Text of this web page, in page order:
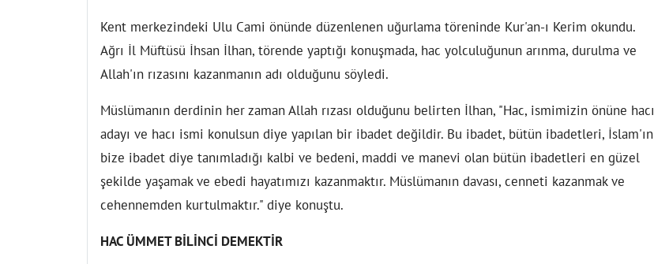
Kent merkezindeki Ulu Cami önünde düzenlenen uğurlama töreninde Kur'an-ı Kerim okundu.
Ağrı İl Müftüsü İhsan İlhan, törende yaptığı konuşmada, hac yolculuğunun arınma, durulma ve
Allah'ın rızasını kazanmanın adı olduğunu söyledi.
Müslümanın derdinin her zaman Allah rızası olduğunu belirten İlhan, "Hac, ismimizin önüne hacı
adayı ve hacı ismi konulsun diye yapılan bir ibadet değildir. Bu ibadet, bütün ibadetleri, İslam'ın
bize ibadet diye tanımladığı kalbi ve bedeni, maddi ve manevi olan bütün ibadetleri en güzel
şekilde yaşamak ve ebedi hayatımızı kazanmaktır. Müslümanın davası, cenneti kazanmak ve
cehennemden kurtulmaktır." diye konuştu.
HAC ÜMMET BİLİNCİ DEMEKTİR